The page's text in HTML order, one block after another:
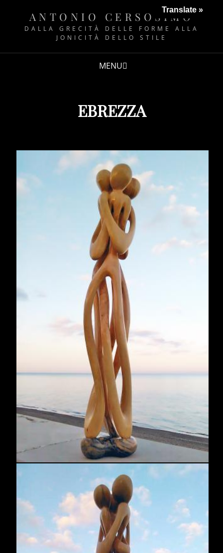
ANTONIO CERSOSIMO
DALLA GRECITÀ DELLE FORME ALLA
JONICITÀ DELLO STILE
MENU
EBREZZA
Translate »